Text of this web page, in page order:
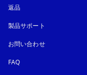
返品
製品サポート
お問い合わせ
FAQ